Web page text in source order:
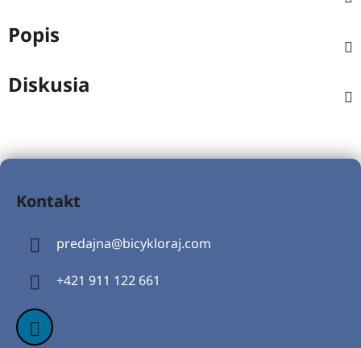
Popis
Diskusia
Z
Kontakt
predajna@bicykloraj.com
+421 911 122 661